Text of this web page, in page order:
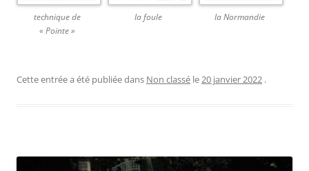
technique de
« Pointe »
la foule la Normandie
Cette entrée a été publiée dans Non classé le20 janvier 2022 .